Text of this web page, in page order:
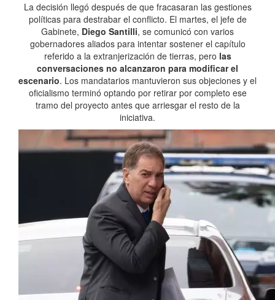
La decisión llegó después de que fracasaran las gestiones
políticas para destrabar el conflicto. El martes, el jefe de
Gabinete, Diego Santilli, se comunicó con varios
gobernadores aliados para intentar sostener el capítulo
referido a la extranjerización de tierras, pero las
conversaciones no alcanzaron para modificar el
escenario. Los mandatarios mantuvieron sus objeciones y el
oficialismo terminó optando por retirar por completo ese
tramo del proyecto antes que arriesgar el resto de la
iniciativa.